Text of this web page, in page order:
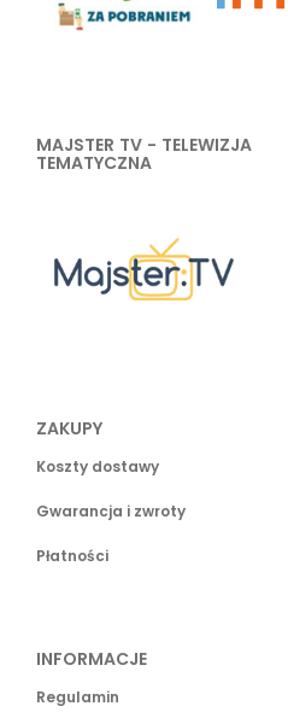
MAJSTER TV - TELEWIZJA
TEMATYCZNA
ZAKUPY
Koszty dostawy
Gwarancja i zwroty
Płatności
INFORMACJE
Regulamin